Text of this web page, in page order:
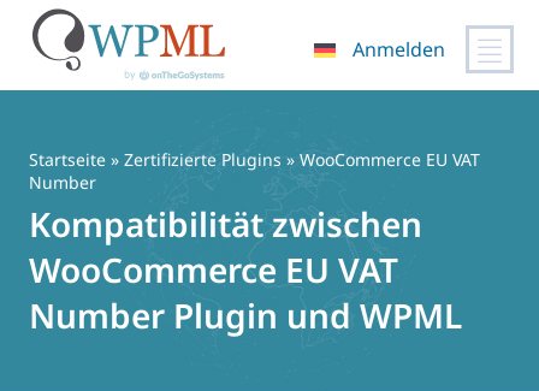
springen
Anmelden
Startseite » Zertifizierte Plugins » WooCommerce EU VAT
Number
Kompatibilität zwischen
WooCommerce EU VAT
Number Plugin und WPML